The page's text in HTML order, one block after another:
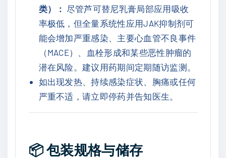
类）： 尽管芦可替尼乳膏局部应用吸收
率极低，但全量系统性应用JAK抑制剂可
能会增加严重感染、主要心血管不良事件
（MACE）、血栓形成和某些恶性肿瘤的
潜在风险。建议用药期间定期随访监测。
如出现发热、持续感染症状、胸痛或任何
严重不适，请立即停药并告知医生。
📦包装规格与储存